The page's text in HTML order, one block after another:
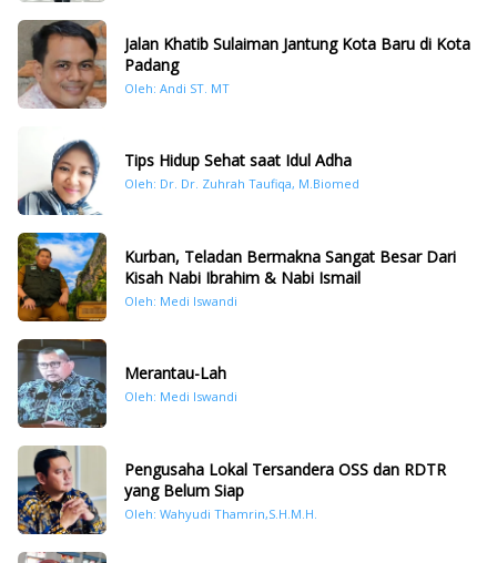
Jalan Khatib Sulaiman Jantung Kota Baru di Kota
Padang
Oleh: Andi ST. MT
Tips Hidup Sehat saat Idul Adha
Oleh: Dr. Dr. Zuhrah Taufiqa, M.Biomed
Kurban, Teladan Bermakna Sangat Besar Dari
Kisah Nabi Ibrahim & Nabi Ismail
Oleh: Medi Iswandi
Merantau-Lah
Oleh: Medi Iswandi
Pengusaha Lokal Tersandera OSS dan RDTR
yang Belum Siap
Oleh: Wahyudi Thamrin,S.H.M.H.